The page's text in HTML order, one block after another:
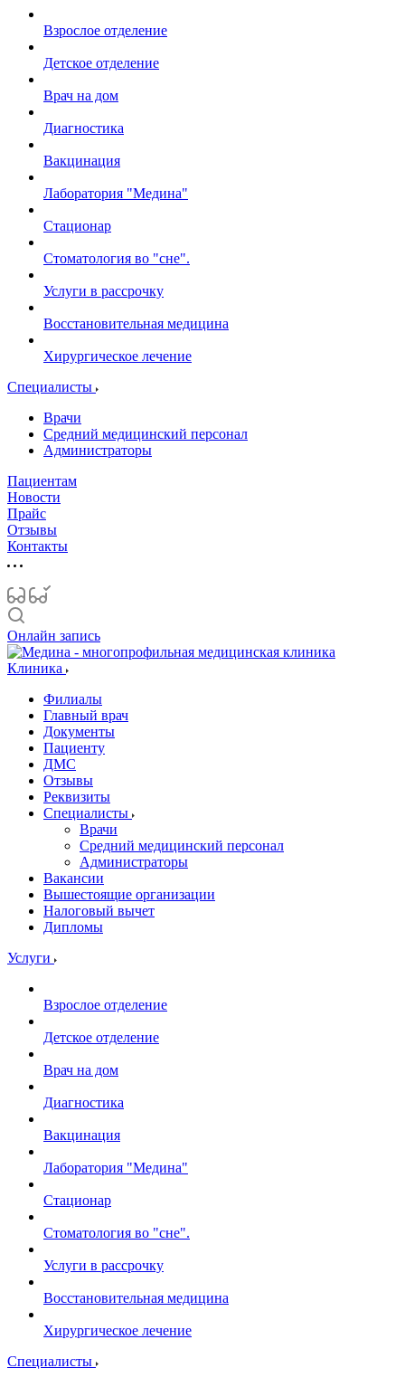
Взрослое отделение
Детское отделение
Врач на дом
Диагностика
Вакцинация
Лаборатория "Медина"
Стационар
Стоматология во "сне".
Услуги в рассрочку
Восстановительная медицина
Хирургическое лечение
Специалисты
Врачи
Средний медицинский персонал
Администраторы
Пациентам
Новости
Прайс
Отзывы
Контакты
Онлайн запись
Клиника
Филиалы
Главный врач
Документы
Пациенту
ДМС
Отзывы
Реквизиты
Специалисты
Врачи
Средний медицинский персонал
Администраторы
Вакансии
Вышестоящие организации
Налоговый вычет
Дипломы
Услуги
Взрослое отделение
Детское отделение
Врач на дом
Диагностика
Вакцинация
Лаборатория "Медина"
Стационар
Стоматология во "сне".
Услуги в рассрочку
Восстановительная медицина
Хирургическое лечение
Специалисты